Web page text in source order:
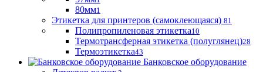
80мм1
Этикетка для принтеров (самоклеющаяся) 81
Полипропиленовая этикетка10
Термотрансферная этикетка (полуглянец)28
Термоэтикетка43
Банковское оборудование